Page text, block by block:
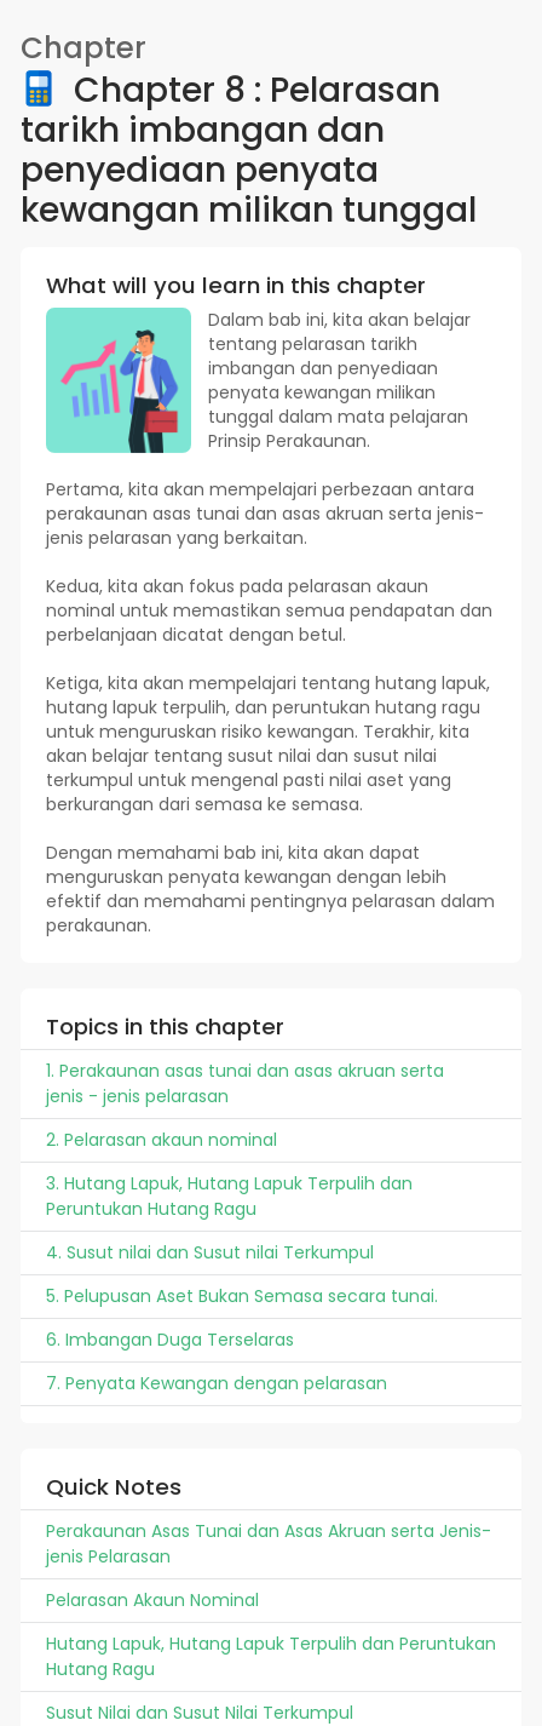
Chapter
Chapter 8 : Pelarasan
tarikh imbangan dan
penyediaan penyata
kewangan milikan tunggal
What will you learn in this chapter
Dalam bab ini, kita akan belajar
tentang pelarasan tarikh
imbangan dan penyediaan
penyata kewangan milikan
tunggal dalam mata pelajaran
Prinsip Perakaunan.
Pertama, kita akan mempelajari perbezaan antara
perakaunan asas tunai dan asas akruan serta jenis-
jenis pelarasan yang berkaitan.
Kedua, kita akan fokus pada pelarasan akaun
nominal untuk memastikan semua pendapatan dan
perbelanjaan dicatat dengan betul.
Ketiga, kita akan mempelajari tentang hutang lapuk,
hutang lapuk terpulih, dan peruntukan hutang ragu
untuk menguruskan risiko kewangan. Terakhir, kita
akan belajar tentang susut nilai dan susut nilai
terkumpul untuk mengenal pasti nilai aset yang
berkurangan dari semasa ke semasa.
Dengan memahami bab ini, kita akan dapat
menguruskan penyata kewangan dengan lebih
efektif dan memahami pentingnya pelarasan dalam
perakaunan.
Topics in this chapter
1. Perakaunan asas tunai dan asas akruan serta
jenis - jenis pelarasan
2. Pelarasan akaun nominal
3. Hutang Lapuk, Hutang Lapuk Terpulih dan
Peruntukan Hutang Ragu
4. Susut nilai dan Susut nilai Terkumpul
5. Pelupusan Aset Bukan Semasa secara tunai.
6. Imbangan Duga Terselaras
7. Penyata Kewangan dengan pelarasan
Quick Notes
Perakaunan Asas Tunai dan Asas Akruan serta Jenis-
jenis Pelarasan
Pelarasan Akaun Nominal
Hutang Lapuk, Hutang Lapuk Terpulih dan Peruntukan
Hutang Ragu
Susut Nilai dan Susut Nilai Terkumpul